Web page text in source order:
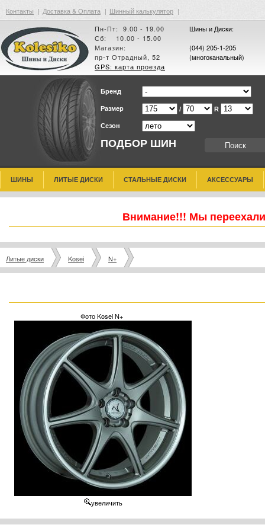
Контакты | Доставка & Оплата | Шинный калькулятор |
Пн-Пт: 9.00 - 19.00
Сб: 10.00 - 15.00
Магазин:
пр-т Отрадный, 52
GPS: карта проезда
Шины и Диски:
(044) 205-1-205
(многоканальный)
ПОДБОР ШИН
Бренд
Размер / R
Сезон
ШИНЫ ЛИТЫЕ ДИСКИ СТАЛЬНЫЕ ДИСКИ АКСЕССУАРЫ
Внимание!!! Мы
Литые диски Kosei N+
Фото Kosei N+
увеличить